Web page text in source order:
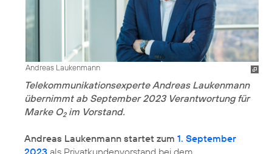
Andreas Laukenmann
Telekommunikationsexperte Andreas Laukenmann
übernimmt ab September 2023 Verantwortung für
Marke O2im Vorstand.
Andreas Laukenmann startet zum 1. September
2023 als Privatkundenvorstand bei dem